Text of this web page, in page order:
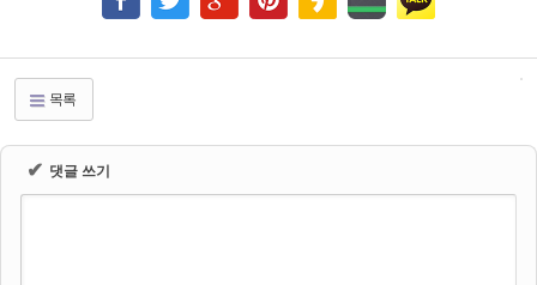
목록
✔ 댓글 쓰기